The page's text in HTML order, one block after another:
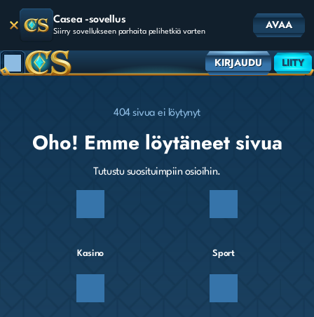
Casea -sovellus
Siirry sovellukseen parhaita pelihetkiä varten
AVAA
KIRJAUDU LIITY
404 sivua ei löytynyt
Oho! Emme löytäneet sivua
Tutustu suosituimpiin osioihin.
Kasino Sport